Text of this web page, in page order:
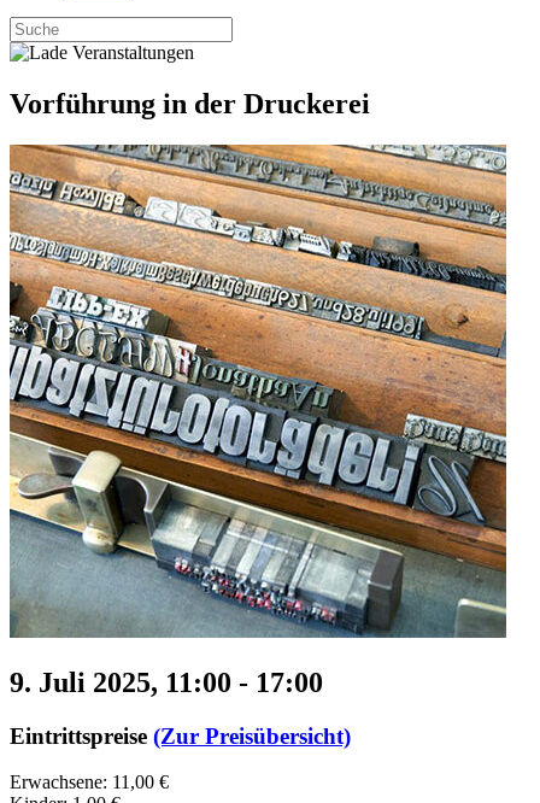
Vorführung in der Druckerei
9. Juli 2025, 11:00 - 17:00
Eintrittspreise (Zur Preisübersicht)
Erwachsene: 11,00 €